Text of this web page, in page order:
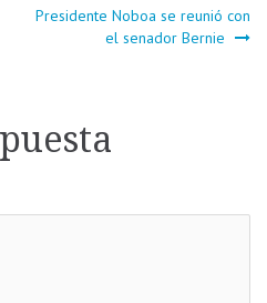
Presidente Noboa se reunió con
el senador Bernie